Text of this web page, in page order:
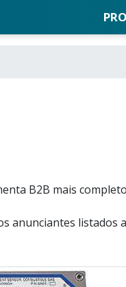
B2B mais
anunciantes listados